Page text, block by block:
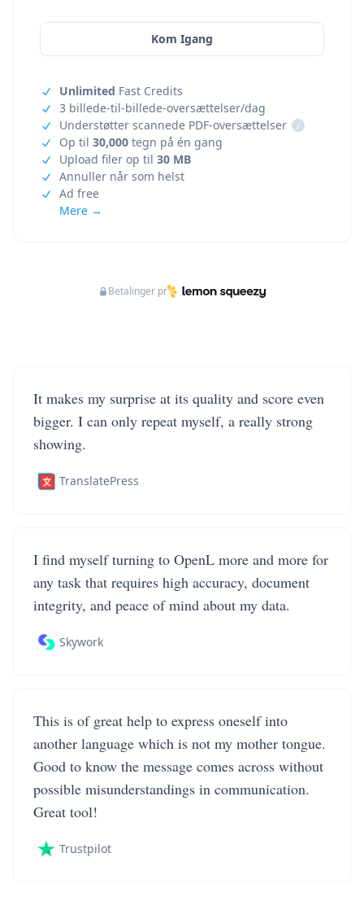
Kom Igang
Unlimited Fast Credits
3 billede-til-billede-oversættelser/dag
Understøtter scannede PDF-oversættelser
i
Op til 30,000 tegn på én gang
Upload filer op til 30 MB
Annuller når som helst
Ad free
Mere →
Betalinger pr
It makes my surprise at its quality and score even
bigger. I can only repeat myself, a really strong
showing.
TranslatePress
I find myself turning to OpenL more and more for
any task that requires high accuracy, document
integrity, and peace of mind about my data.
Skywork
This is of great help to express oneself into
another language which is not my mother tongue.
Good to know the message comes across without
possible misunderstandings in communication.
Great tool!
Trustpilot